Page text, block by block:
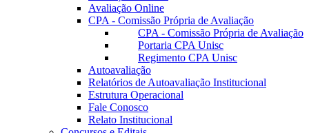
Avaliação Online
CPA - Comissão Própria de Avaliação
CPA - Comissão Própria de Avaliação
Portaria CPA Unisc
Regimento CPA Unisc
Autoavaliação
Relatórios de Autoavaliação Institucional
Estrutura Operacional
Fale Conosco
Relato Institucional